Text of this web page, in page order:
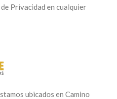
Privacidad en cualquier
ubicados en Camino